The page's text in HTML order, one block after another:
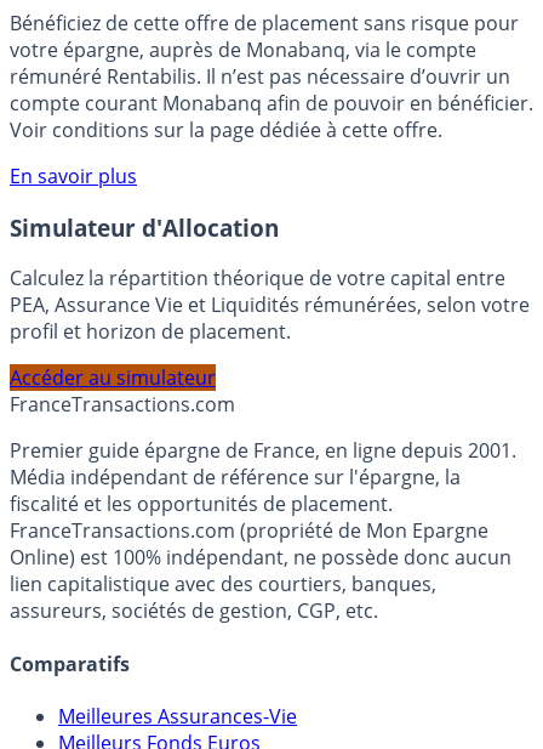
🎁 Bon plan épargne : 3% pendant 6 mois
Bénéficiez de cette offre de placement sans risque pour
votre épargne, auprès de Monabanq, via le compte
rémunéré Rentabilis. Il n’est pas nécessaire d’ouvrir un
Voir conditions sur la page dédiée à cette offre.
En savoir plus
Simulateur d'Allocation
Calculez la répartition théorique de votre capital entre
profil et horizon de placement.
FranceTransactions.com
Premier guide épargne de France, en ligne depuis 2001.
Média indépendant de référence sur l'épargne, la
fiscalité et les opportunités de placement.
FranceTransactions.com (propriété de Mon Epargne
Online) est 100% indépendant, ne possède donc aucun
assureurs, sociétés de gestion, CGP, etc.
Comparatifs